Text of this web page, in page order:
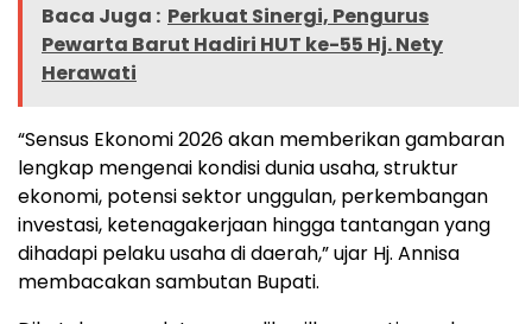
Baca Juga : Perkuat Sinergi, Pengurus
Pewarta Barut Hadiri HUT ke-55 Hj. Nety
Herawati
“Sensus Ekonomi 2026 akan memberikan gambaran
lengkap mengenai kondisi dunia usaha, struktur
ekonomi, potensi sektor unggulan, perkembangan
investasi, ketenagakerjaan hingga tantangan yang
dihadapi pelaku usaha di daerah,” ujar Hj. Annisa
membacakan sambutan Bupati.